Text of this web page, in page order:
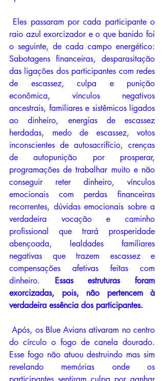
raio azul exorcizador e o que banido foi
o seguinte, de cada campo energético:
Sabotagens financeiras, desparasitação
das ligações dos participantes com redes
de escassez, culpa e punição
econômica, vínculos negativos
ancestrais, familiares e sistêmicos ligados
ao dinheiro, energias de escassez
herdadas, medo de escassez, votos
inconscientes de autosacrifício, crenças
de autopunição por prosperar,
programações de trabalhar muito e não
conseguir reter dinheiro, vínculos
emocionais com perdas financeiras
recorrentes, dúvidas emocionais sobre a
verdadeira vocação e caminho
profissional que trará prosperidade
abençoada, lealdades familiares
negativas que trazem escassez e
compensações afetivas feitas com
dinheiro. Essas estruturas foram
exorcizadas, pois, não pertencem à
verdadeira essência dos participantes.
Após, os Blue Avians ativaram no centro
do círculo o fogo de canela dourado.
Esse fogo não atuou destruindo mas sim
revelando memórias onde os